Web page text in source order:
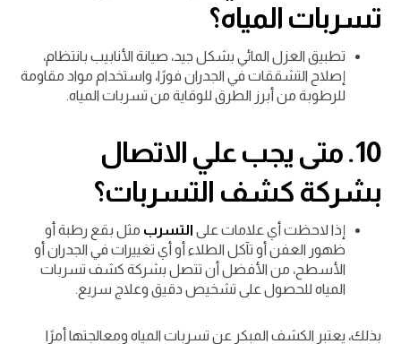
تسربات المياه؟
تطبيق العزل المائي بشكل جيد، صيانة الأنابيب بانتظام،
إصلاح التشققات في الجدران فورًا، واستخدام مواد مقاومة
للرطوبة من أبرز الطرق للوقاية من تسربات المياه.
10. متى يجب علي الاتصال
بشركة كشف التسربات؟
إذا لاحظت أي علامات على التسرب مثل بقع رطبة أو
ظهور العفن أو تآكل الطلاء أو أي تغييرات في الجدران أو
الأسطح، من الأفضل أن تتصل بشركة كشف تسربات
المياه للحصول على تشخيص دقيق وعلاج سريع.
بذلك، يعتبر الكشف المبكر عن تسربات المياه ومعالجتها أمرًا